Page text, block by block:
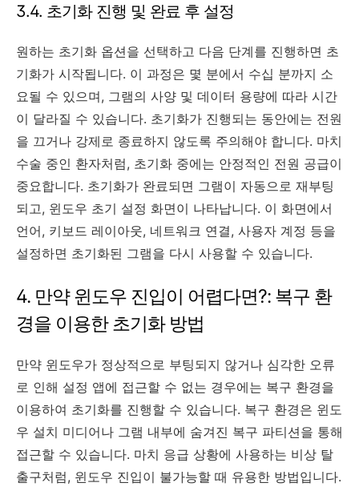
3.4. 초기화 진행 및 완료 후 설정
원하는 초기화 옵션을 선택하고 다음 단계를 진행하면 초
기화가 시작됩니다. 이 과정은 몇 분에서 수십 분까지 소
요될 수 있으며, 그램의 사양 및 데이터 용량에 따라 시간
이 달라질 수 있습니다. 초기화가 진행되는 동안에는 전원
을 끄거나 강제로 종료하지 않도록 주의해야 합니다. 마치
수술 중인 환자처럼, 초기화 중에는 안정적인 전원 공급이
중요합니다. 초기화가 완료되면 그램이 자동으로 재부팅
되고, 윈도우 초기 설정 화면이 나타납니다. 이 화면에서
언어, 키보드 레이아웃, 네트워크 연결, 사용자 계정 등을
설정하면 초기화된 그램을 다시 사용할 수 있습니다.
4. 만약 윈도우 진입이 어렵다면?: 복구 환
경을 이용한 초기화 방법
만약 윈도우가 정상적으로 부팅되지 않거나 심각한 오류
로 인해 설정 앱에 접근할 수 없는 경우에는 복구 환경을
이용하여 초기화를 진행할 수 있습니다. 복구 환경은 윈도
우 설치 미디어나 그램 내부에 숨겨진 복구 파티션을 통해
접근할 수 있습니다. 마치 응급 상황에 사용하는 비상 탈
출구처럼, 윈도우 진입이 불가능할 때 유용한 방법입니다.